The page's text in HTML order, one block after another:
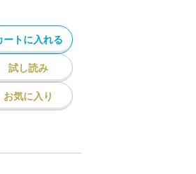
ートに入れる
試し読み
お気に入り